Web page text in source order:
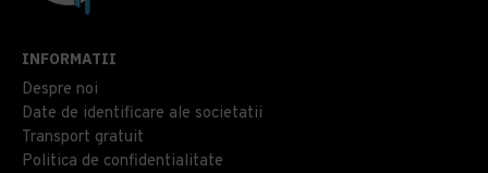
INFORMATII
Despre noi
Date de identificare ale societatii
Transport gratuit
Politica de confidentialitate